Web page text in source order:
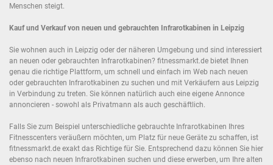
Menschen steigt.
Kauf und Verkauf von neuen und gebrauchten Infrarotkabinen in Leipzig
Sie wohnen auch in Leipzig oder der näheren Umgebung und sind interessiert
an neuen oder gebrauchten Infrarotkabinen? fitnessmarkt.de bietet Ihnen
genau die richtige Plattform, um schnell und einfach im Web nach neuen
oder gebrauchten Infrarotkabinen zu suchen und mit Verkäufern aus Leipzig
in Verbindung zu treten. Sie können natürlich auch eine eigene Annonce
annoncieren - sowohl als Privatmann als auch geschäftlich.
Falls Sie zum Beispiel unterschiedliche gebrauchte Infrarotkabinen Ihres
Fitnesscenters veräußern möchten, um Platz für neue Geräte zu schaffen, ist
fitnessmarkt.de exakt das Richtige für Sie. Entsprechend dazu können Sie hier
ebenso nach neuen Infrarotkabinen suchen und diese erwerben, um Ihre alten